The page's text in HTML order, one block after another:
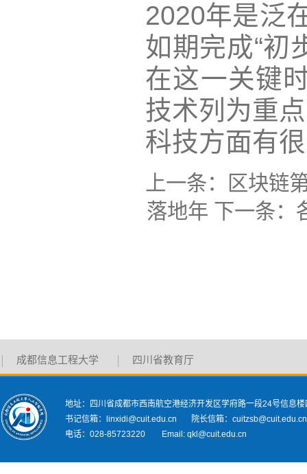
2020年是泛
如期完成“初
在这一关键
技术列为重
科技方面有
上一条：
区块链
落地年 下一条：
成都信息工程大学 四川省教育厅
地址：四川省成都市西南航空港经济开发区学府路一段24号信息楼
书记信箱：linxidi@cuit.edu.cn 院长信箱：cuitzsb@cuit.edu.cn
电话：028-85723220 Email: qkl@cuit.edu.cn